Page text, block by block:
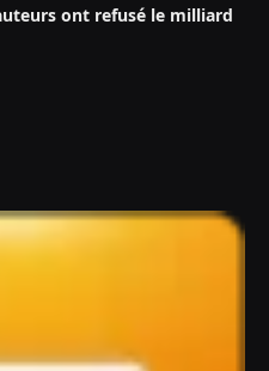
ont refusé le milliard